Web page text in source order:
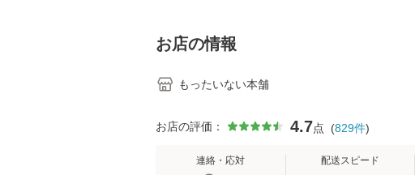
お店の情報
もったいない本舗
お店の評価： 4.7点 (829件)
連絡・応対 配送スピード